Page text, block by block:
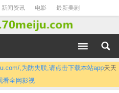
新闻资讯 电影 最新美剧
,为防失联,请点击下载本站app天天
看全网影视